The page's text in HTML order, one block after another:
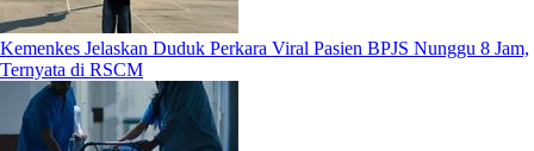
Kemenkes Jelaskan Duduk Perkara Viral Pasien BPJS Nunggu 8 Jam,
Ternyata di RSCM